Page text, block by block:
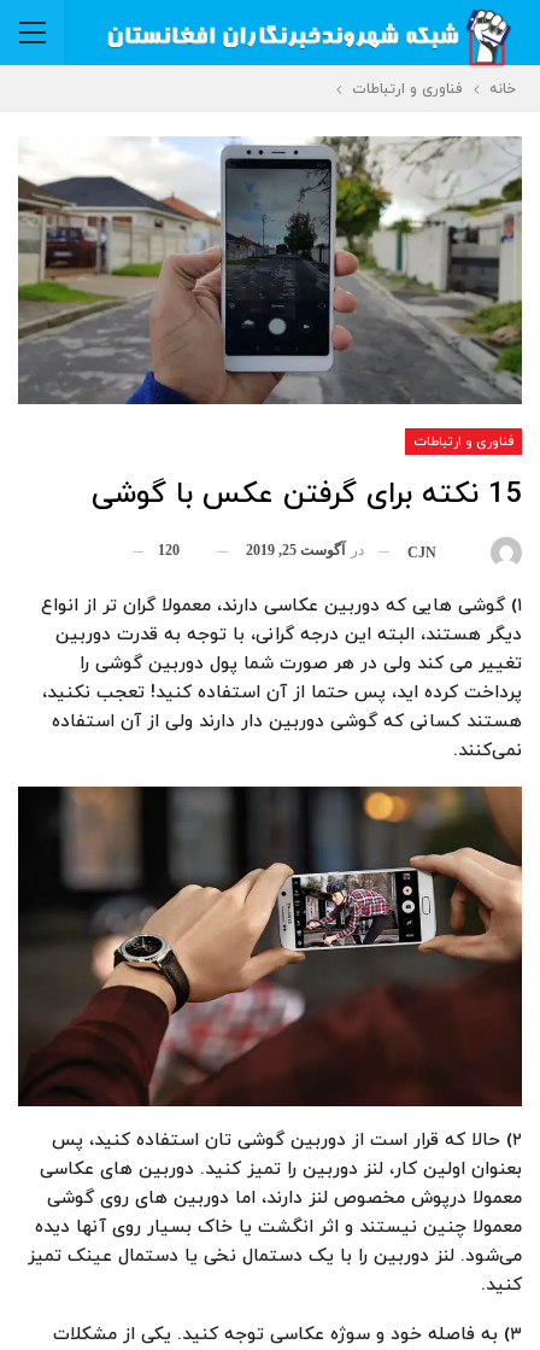
خانه فناوری و ارتباطات
فناوری و ارتباطات
15 نکته برای گرفتن عکس با گوشی
CJN در آگوست 25, 2019 120
۱) گوشی هایی که دوربین عکاسی دارند، معمولا گران تر از انواع
دیگر هستند، البته این درجه گرانی، با توجه به قدرت دوربین
تغییر می کند ولی در هر صورت شما پول دوربین گوشی را
پرداخت کرده اید، پس حتما از آن استفاده کنید! تعجب نکنید،
هستند کسانی که گوشی دوربین دار دارند ولی از آن استفاده
نمی‌کنند.
۲) حالا که قرار است از دوربین گوشی تان استفاده کنید، پس
بعنوان اولین کار، لنز دوربین را تمیز کنید. دوربین های عکاسی
معمولا درپوش مخصوص لنز دارند، اما دوربین های روی گوشی
معمولا چنین نیستند و اثر انگشت یا خاک بسیار روی آنها دیده
می‌شود. لنز دوربین را با یک دستمال نخی یا دستمال عینک تمیز
کنید.
۳) به فاصله خود و سوژه عکاسی توجه کنید. یکی از مشکلات